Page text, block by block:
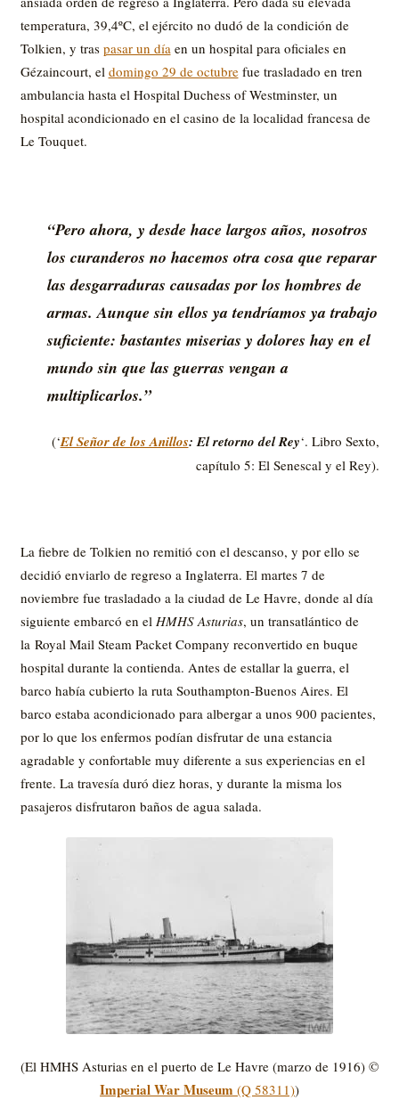
temperatura, 39,4ºC, el ejército no dudó de la condición de
Tolkien, y tras pasar un díaen un hospital para oficiales en
Gézaincourt, el domingo 29 de octubrefue trasladado en tren
ambulancia hasta el Hospital Duchess of Westminster, un
hospital acondicionado en el casino de la localidad francesa de
Le Touquet.
“Pero ahora, y desde hace largos años, nosotros
los curanderos no hacemos otra cosa que reparar
las desgarraduras causadas por los hombres de
armas. Aunque sin ellos ya tendríamos ya trabajo
suficiente: bastantes miserias y dolores hay en el
mundo sin que las guerras vengan a
multiplicarlos.”
(‘El Señor de los Anillos: El retorno del Rey‘. Libro Sexto,
capítulo 5: El Senescal y el Rey).
La fiebre de Tolkien no remitió con el descanso, y por ello se
decidió enviarlo de regreso a Inglaterra. El martes 7 de
noviembre fue trasladado a la ciudad de Le Havre, donde al día
siguiente embarcó en el HMHS Asturias, un transatlántico de
la Royal Mail Steam Packet Company reconvertido en buque
hospital durante la contienda. Antes de estallar la guerra, el
barco había cubierto la ruta Southampton-Buenos Aires. El
barco estaba acondicionado para albergar a unos 900 pacientes,
por lo que los enfermos podían disfrutar de una estancia
agradable y confortable muy diferente a sus experiencias en el
frente. La travesía duró diez horas, y durante la misma los
pasajeros disfrutaron baños de agua salada.
(El HMHS Asturias en el puerto de Le Havre (marzo de 1916) ©
Imperial War Museum (Q 58311))